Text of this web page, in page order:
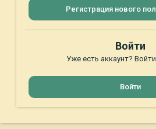
Регистрация нового
Войти
Уже есть аккаунт?
Войти